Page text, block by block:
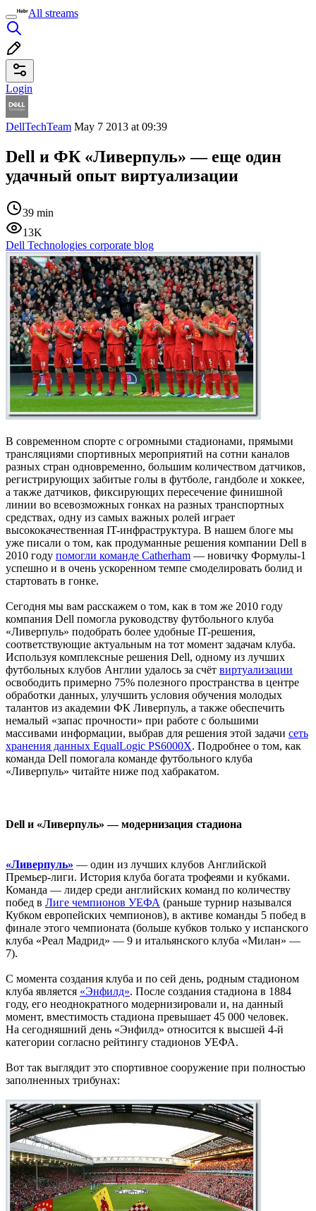
All streams
Login
DellTechTeam May 7 2013 at 09:39
Dell и ФК «Ливерпуль» — еще один
удачный опыт виртуализации
39 min
13K
Dell Technologies corporate blog
В современном спорте с огромными стадионами, прямыми
трансляциями спортивных мероприятий на сотни каналов
разных стран одновременно, большим количеством датчиков,
регистрирующих забитые голы в футболе, гандболе и хоккее,
а также датчиков, фиксирующих пересечение финишной
линии во всевозможных гонках на разных транспортных
средствах, одну из самых важных ролей играет
высококачественная IT-инфраструктура. В нашем блоге мы
уже писали о том, как продуманные решения компании Dell в
2010 году помогли команде Catherham — новичку Формулы-1
успешно и в очень ускоренном темпе смоделировать болид и
стартовать в гонке.
Сегодня мы вам расскажем о том, как в том же 2010 году
компания Dell помогла руководству футбольного клуба
«Ливерпуль» подобрать более удобные IT-решения,
соответствующие актуальным на тот момент задачам клуба.
Используя комплексные решения Dell, одному из лучших
футбольных клубов Англии удалось за счёт виртуализации
освободить примерно 75% полезного пространства в центре
обработки данных, улучшить условия обучения молодых
талантов из академии ФК Ливерпуль, а также обеспечить
немалый «запас прочности» при работе с большими
массивами информации, выбрав для решения этой задачи сеть
хранения данных EqualLogic PS6000X. Подробнее о том, как
команда Dell помогала команде футбольного клуба
«Ливерпуль» читайте ниже под хабракатом.
Dell и «Ливерпуль» — модернизация стадиона
«Ливерпуль» — один из лучших клубов Английской
Премьер-лиги. История клуба богата трофеями и кубками.
Команда — лидер среди английских команд по количеству
побед в Лиге чемпионов УЕФА (раньше турнир назывался
Кубком европейских чемпионов), в активе команды 5 побед в
финале этого чемпионата (больше кубков только у испанского
клуба «Реал Мадрид» — 9 и итальянского клуба «Милан» —
7).
С момента создания клуба и по сей день, родным стадионом
клуба является «Энфилд». После создания стадиона в 1884
году, его неоднократного модернизировали и, на данный
момент, вместимость стадиона превышает 45 000 человек.
На сегодняшний день «Энфилд» относится к высшей 4-й
категории согласно рейтингу стадионов УЕФА.
Вот так выглядит это спортивное сооружение при полностью
заполненных трибунах: